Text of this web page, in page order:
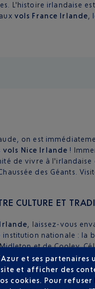
L'histoire irlandaise
vols France Irlande,
on est
vols Nice Irlande !
de vivre à
des Géants.
CULTURE ET
, laissez-vous
nationale : la
et de Cooley.
le ciment. Au son des
et ses
et afficher des
cookies. Pour refuser